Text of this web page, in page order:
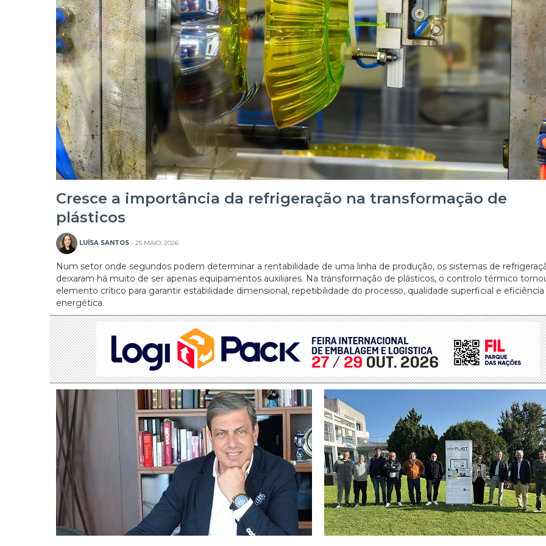
Cresce a importância da refrigeração na transformação de
plásticos
LUÍSA SANTOS - 25 MAIO, 2026
Num setor onde segundos podem determinar a rentabilidade de uma linha de produção, os sistemas de
deixaram há muito de ser apenas equipamentos auxiliares. Na transformação de plásticos, o controlo térmico
elemento crítico para garantir estabilidade dimensional, repetibilidade do processo, qualidade superficial e eficiência
energética.